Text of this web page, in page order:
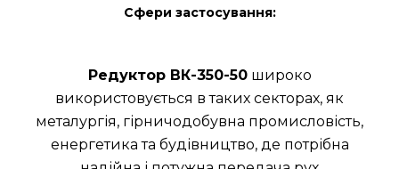
Сфери застосування:
Редуктор ВК-350-50широко
використовується в таких секторах, як
металургія, гірничодобувна промисловість,
енергетика та будівництво, де потрібна